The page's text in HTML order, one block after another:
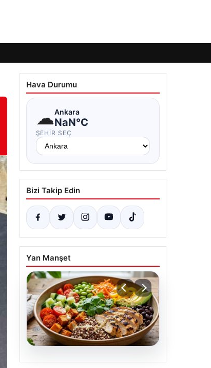
Hava Durumu
☁Ankara
NaN°C
ŞEHIR SEÇ
Bizi Takip Edin
Yan Manşet
07.08.2026